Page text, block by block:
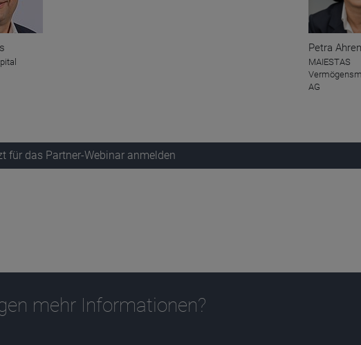
Petra
MAIESTAS
AG
für das Partner-Webinar anmelden
mehr Informationen?